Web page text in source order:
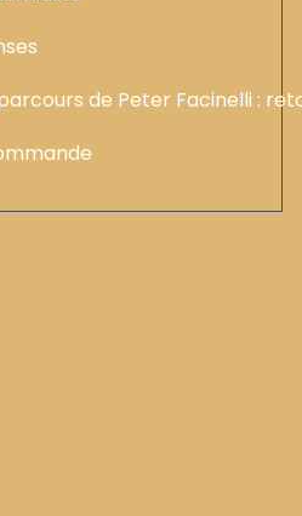
de Peter Facinelli :